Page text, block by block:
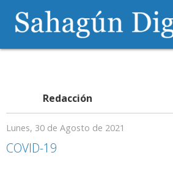
Redacción
Lunes, 30 de Agosto de 2021
COVID-19